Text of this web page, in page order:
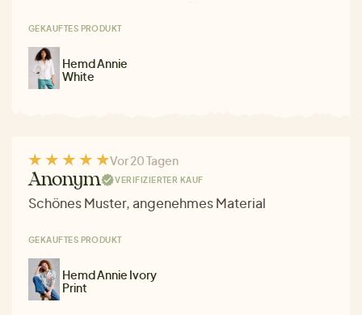
GEKAUFTES PRODUKT
Hemd Annie
White
Vor 20 Tagen
Anonym VERIFIZIERTER KAUF
Schönes Muster, angenehmes Material
GEKAUFTES PRODUKT
Hemd Annie Ivory
Print